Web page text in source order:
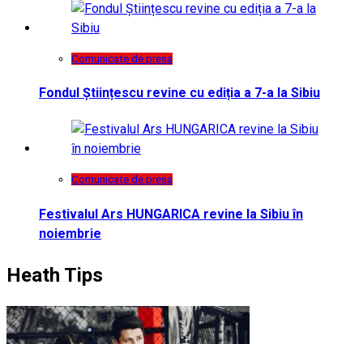
Comunicate de presa
Fondul Științescu revine cu ediția a 7-a la Sibiu
Comunicate de presa
Festivalul Ars HUNGARICA revine la Sibiu în
noiembrie
Heath Tips